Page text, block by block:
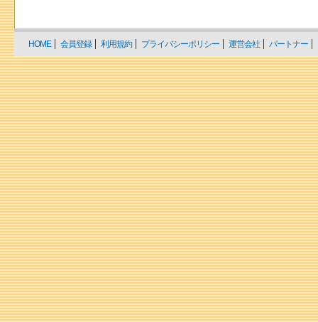
HOME 会員登録 利用規約 プライバシーポリシー 運営会社 パートナー